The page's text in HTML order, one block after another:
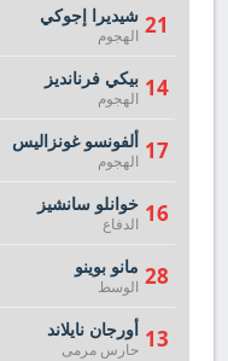
21 شيديرا إجوكي
الهجوم
14 بيكي فرنانديز
الهجوم
17 ألفونسو غونزاليس
الهجوم
16 خوانلو سانشيز
الدفاع
28 مانو بوينو
الوسط
13 أورجان نايلاند
حارس مرمى